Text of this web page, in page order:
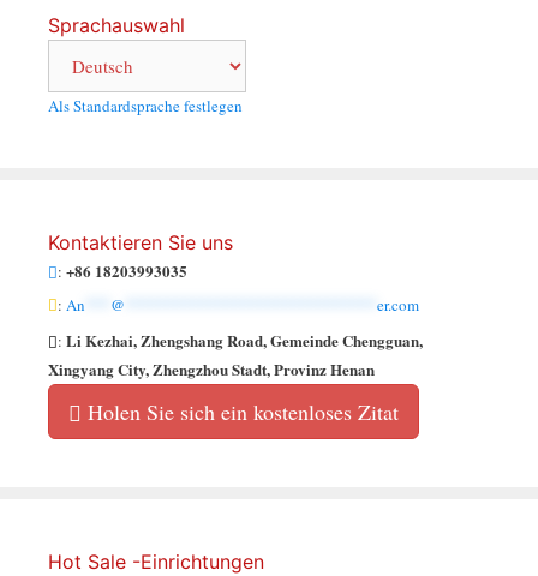
Sprachauswahl
Als Standardsprache festlegen
Kontaktieren Sie uns
: +86 18203993035
: An @
er.com
: Li Kezhai, Zhengshang Road, Gemeinde Chengguan,
Xingyang City, Zhengzhou Stadt, Provinz Henan
Holen Sie sich ein kostenloses Zitat
Hot Sale -Einrichtungen